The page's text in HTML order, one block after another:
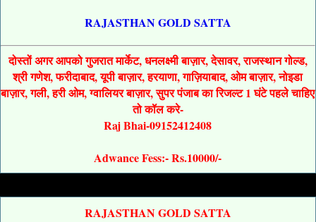
RAJASTHAN GOLD SATTA
दोस्तों अगर आपको गुजरात मार्केट, धनलक्ष्मी बाज़ार, देसावर, राजस्थान गोल्ड,
श्री गणेश, फरीदाबाद, यूपी बाज़ार, हरयाणा, गाज़ियाबाद, ओम बाज़ार, नोइडा
बाज़ार, गली, हरी ओम, ग्वालियर बाज़ार, सुपर पंजाब का रिजल्ट 1 घंटे पहले चाहिए
तो कॉल करे-
Raj Bhai-09152412408
Adwance Fess:- Rs.10000/-
RAJASTHAN GOLD SATTA